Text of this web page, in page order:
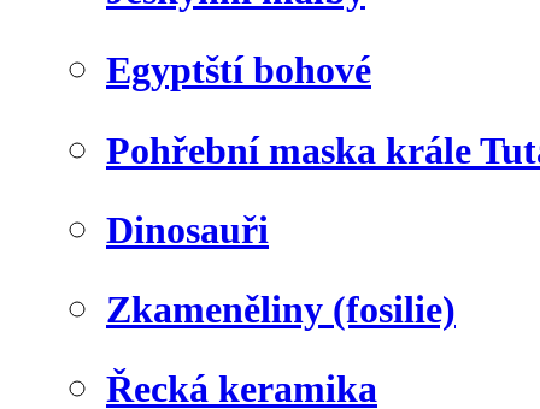
Egyptští bohové
Pohřební maska krále
Dinosauři
Zkameněliny (fosilie)
Řecká keramika